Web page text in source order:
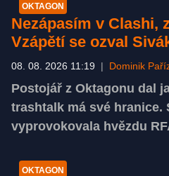
OKTAGON
Nezápasím v Clashi,
Vzápětí se ozval
08. 08. 2026 11:19 Dominik
Postojář z Oktagonu dal
trashtalk má své hranice.
vyprovokovala hvězdu
OKTAGON